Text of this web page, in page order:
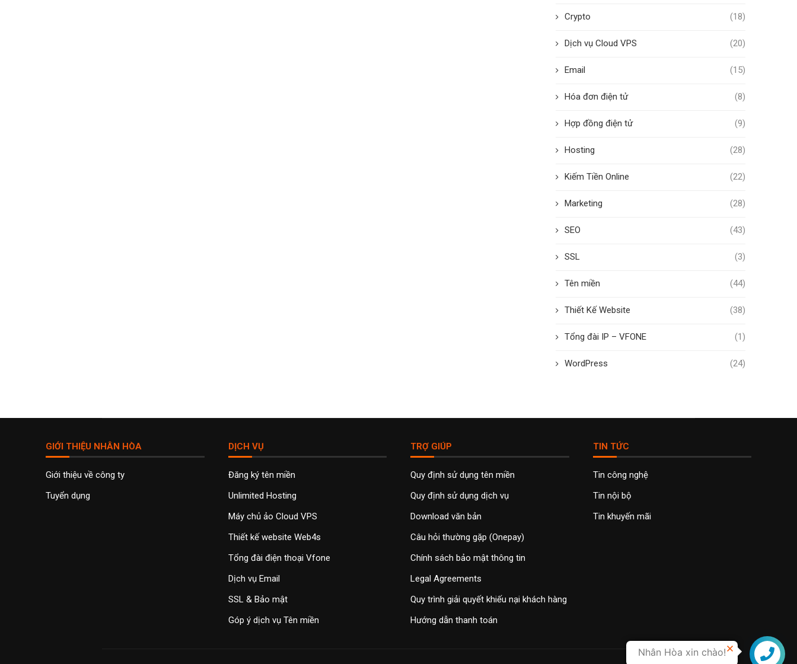
Crypto (18)
Dịch vụ Cloud VPS (20)
Email (15)
Hóa đơn điện tử (8)
Hợp đồng điện tử (9)
Hosting (28)
Kiếm Tiền Online (22)
Marketing (28)
SEO (43)
SSL (3)
Tên miền (44)
Thiết Kế Website (38)
Tổng đài IP – VFONE (1)
WordPress (24)
GIỚI THIỆU NHÂN HÒA
Giới thiệu về công ty
Tuyển dụng
DỊCH VỤ
Đăng ký tên miền
Unlimited Hosting
Máy chủ ảo Cloud VPS
Thiết kế website Web4s
Tổng đài điện thoại Vfone
Dịch vụ Email
SSL & Bảo mật
Góp ý dịch vụ Tên miền
TRỢ GIÚP
Quy định sử dụng tên miền
Quy định sử dụng dịch vụ
Download văn bản
Câu hỏi thường gặp (Onepay)
Chính sách bảo mật thông tin
Legal Agreements
Quy trình giải quyết khiếu nại khách hàng
Hướng dẫn thanh toán
TIN TỨC
Tin công nghệ
Tin nội bộ
Tin khuyến mãi
Liên hệ
Nhân Hòa xin chào!